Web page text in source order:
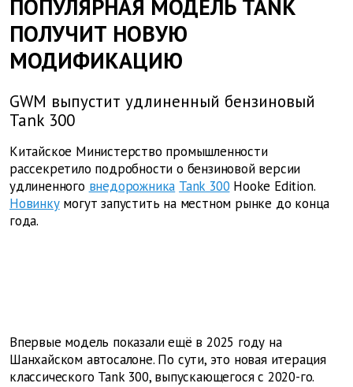
ПОПУЛЯРНАЯ МОДЕЛЬ TANK
ПОЛУЧИТ НОВУЮ
МОДИФИКАЦИЮ
GWM выпустит удлиненный бензиновый
Tank 300
Китайское Министерство промышленности
рассекретило подробности о бензиновой версии
удлиненного внедорожника Tank 300 Hooke Edition.
Новинкумогут запустить на местном рынке до конца
года.
Впервые модель показали ещё в 2025 году на
Шанхайском автосалоне. По сути, это новая итерация
классического Tank 300, выпускающегося с 2020-го.